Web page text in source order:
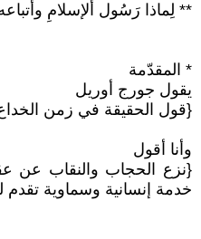
** لِماذا رَسُول ألإسلامِ
* المقدّمة
يقول جورج أوريل
{قول الحقيقة في زمن
وأنا أقول
{نزع الحجاب والنقاب عن
خدمة إنسانية وسماوية تقدم